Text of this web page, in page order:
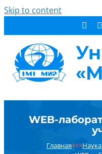
Skip to content
СТУДЕНТУ
WEB-
Главная×××Наука